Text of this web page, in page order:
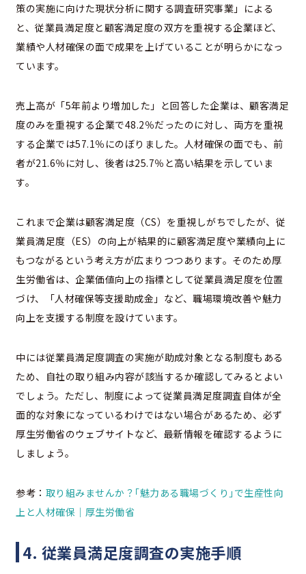
策の実施に向けた現状分析に関する調査研究事業」による
と、従業員満足度と顧客満足度の双方を重視する企業ほど、
業績や人材確保の面で成果を上げていることが明らかになっ
ています。
売上高が「5年前より増加した」と回答した企業は、顧客満足
度のみを重視する企業で48.2％だったのに対し、両方を重視
する企業では57.1％にのぼりました。人材確保の面でも、前
者が21.6％に対し、後者は25.7％と高い結果を示していま
す。
これまで企業は顧客満足度（CS）を重視しがちでしたが、従
業員満足度（ES）の向上が結果的に顧客満足度や業績向上に
もつながるという考え方が広まりつつあります。そのため厚
生労働省は、企業価値向上の指標として従業員満足度を位置
づけ、「人材確保等支援助成金」など、職場環境改善や魅力
向上を支援する制度を設けています。
中には従業員満足度調査の実施が助成対象となる制度もある
ため、自社の取り組み内容が該当するか確認してみるとよい
でしょう。ただし、制度によって従業員満足度調査自体が全
面的な対象になっているわけではない場合があるため、必ず
厚生労働省のウェブサイトなど、最新情報を確認するように
しましょう。
参考： 取り組みませんか？｢魅力ある職場づくり｣で生産性向
上と人材確保｜厚生労働省
4. 従業員満足度調査の実施手順